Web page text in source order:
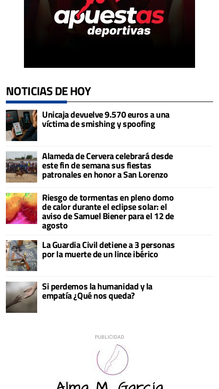
NOTICIAS DE HOY
Unicaja devuelve 9.570 euros a una
víctima de smishing y spoofing
Alameda de Cervera celebrará desde
este fin de semana sus fiestas
patronales en honor a San Lorenzo
Riesgo de tormentas en pleno domo
de calor durante el eclipse solar: el
aviso de Samuel Biener para el 12 de
agosto
La Guardia Civil detiene a 3 personas
por la muerte de un lince ibérico
Si perdemos la humanidad y la
empatía ¿Qué nos queda?